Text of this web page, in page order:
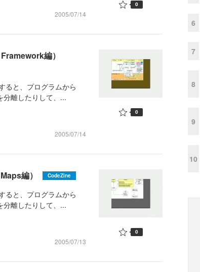
2005/07/14
0
編）
ると、プログラムから
分離したりして、...
2005/07/14
0
編） CodeZine
ると、プログラムから
分離したりして、...
2005/07/13
0
6
7
8
9
10